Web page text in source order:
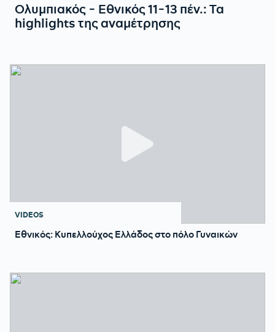
Ολυμπιακός - Εθνικός 11-13 πέν.: Τα
highlights της αναμέτρησης
VIDEOS
Εθνικός: Κυπελλούχος Ελλάδος στο πόλο Γυναικών